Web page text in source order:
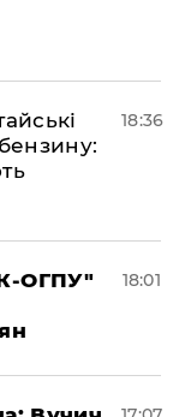
18:36
ОГПУ"
18:01